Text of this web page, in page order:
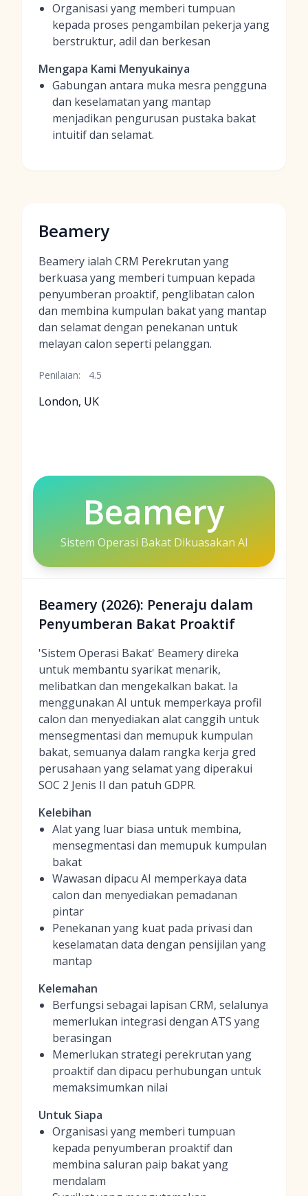
Organisasi yang memberi tumpuan
kepada proses pengambilan pekerja yang
berstruktur, adil dan berkesan
Mengapa Kami Menyukainya
Gabungan antara muka mesra pengguna
dan keselamatan yang mantap
menjadikan pengurusan pustaka bakat
intuitif dan selamat.
Beamery
Beamery ialah CRM Perekrutan yang
berkuasa yang memberi tumpuan kepada
penyumberan proaktif, penglibatan calon
dan membina kumpulan bakat yang mantap
dan selamat dengan penekanan untuk
melayan calon seperti pelanggan.
Penilaian: 4.5
London, UK
Beamery
Sistem Operasi Bakat Dikuasakan AI
Beamery (2026): Peneraju dalam
Penyumberan Bakat Proaktif
'Sistem Operasi Bakat' Beamery direka
untuk membantu syarikat menarik,
melibatkan dan mengekalkan bakat. Ia
menggunakan AI untuk memperkaya profil
calon dan menyediakan alat canggih untuk
mensegmentasi dan memupuk kumpulan
bakat, semuanya dalam rangka kerja gred
perusahaan yang selamat yang diperakui
SOC 2 Jenis II dan patuh GDPR.
Kelebihan
Alat yang luar biasa untuk membina,
mensegmentasi dan memupuk kumpulan
bakat
Wawasan dipacu AI memperkaya data
calon dan menyediakan pemadanan
pintar
Penekanan yang kuat pada privasi dan
keselamatan data dengan pensijilan yang
mantap
Kelemahan
Berfungsi sebagai lapisan CRM, selalunya
memerlukan integrasi dengan ATS yang
berasingan
Memerlukan strategi perekrutan yang
proaktif dan dipacu perhubungan untuk
memaksimumkan nilai
Untuk Siapa
Organisasi yang memberi tumpuan
kepada penyumberan proaktif dan
membina saluran paip bakat yang
mendalam